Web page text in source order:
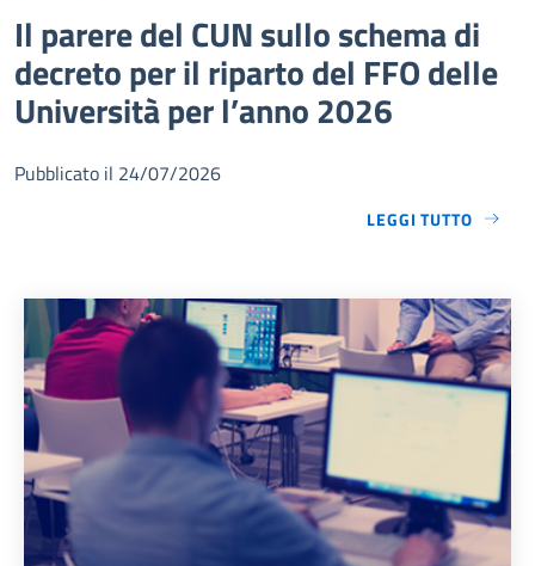
Il parere del CUN sullo schema di
decreto per il riparto del FFO delle
Università per l’anno 2026
Pubblicato il 24/07/2026
LEGGI TUTTO